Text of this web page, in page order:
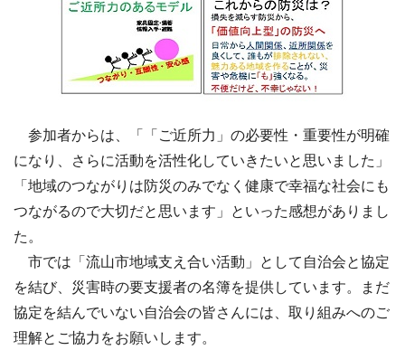
参加者からは、「「ご近所力」の必要性・重要性が明確
になり、さらに活動を活性化していきたいと思いました」
「地域のつながりは防災のみでなく健康で幸福な社会にも
つながるので大切だと思います」といった感想がありまし
た。
市では「流山市地域支え合い活動」として自治会と協定
を結び、災害時の要支援者の名簿を提供しています。まだ
協定を結んでいない自治会の皆さんには、取り組みへのご
理解とご協力をお願いします。